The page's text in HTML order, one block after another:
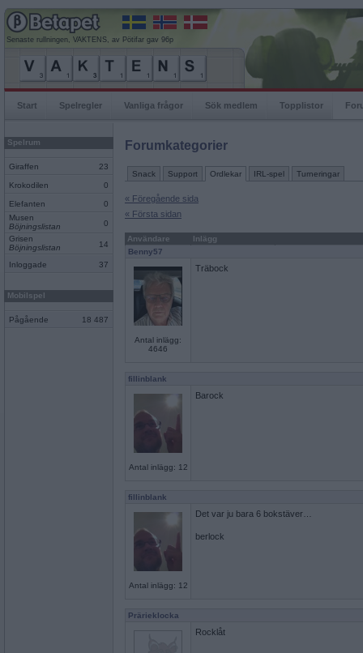
Senaste rullningen, VAKTENS, av Pötifar gav 96p
Start Spelregler Vanliga frågor Sök medlem Topplistor
Spelrum
Giraffen 23
Krokodilen 0
Elefanten
0
Musen
Böjningslistan
0
Grisen
Böjningslistan
14
Inloggade 37
Mobilspel
Pågående 18 487
Forumkategorier
Snack Support Ordlekar IRL-spel Turneringar
« Föregående sida
« Första sidan
Användare
Inlägg
Benny57
Antal inlägg:
4646
Träbock
fillinblank
Antal inlägg: 12
Barock
fillinblank
Antal inlägg: 12
Det var ju bara 6 bokstäver…
berlock
Prärieklocka
Rocklåt